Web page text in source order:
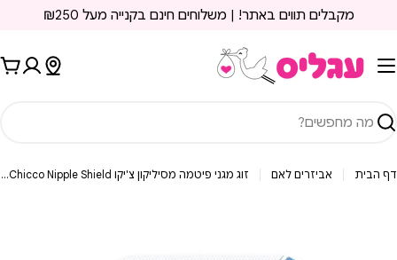
מקבלים תווים באתר! | משלוחים חינם בקנייה מעל ₪250
חיפוש
דף הבית אביזרים לאם זוג מגני פיטמה מסיליקון צ'יקו M\L | SkinToSkin Chicco Nipple Shield